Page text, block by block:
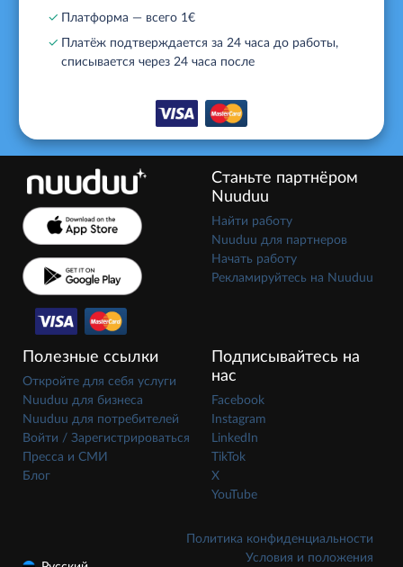
✓ Платформа — всего 1€
✓ Платёж подтверждается за 24 часа до работы,
списывается через 24 часа после
Станьте партнёром
Nuuduu
Найти работу
Nuuduu для партнеров
Начать работу
Рекламируйтесь на Nuuduu
Полезные ссылки
Откройте для себя услуги
Nuuduu для бизнеса
Nuuduu для потребителей
Войти / Зарегистрироваться
Пресса и СМИ
Блог
Подписывайтесь на
нас
Facebook
Instagram
LinkedIn
TikTok
X
YouTube
Политика конфиденциальности
Условия и положения